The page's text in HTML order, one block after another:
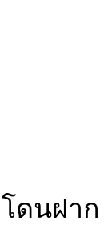
ดนฝาก